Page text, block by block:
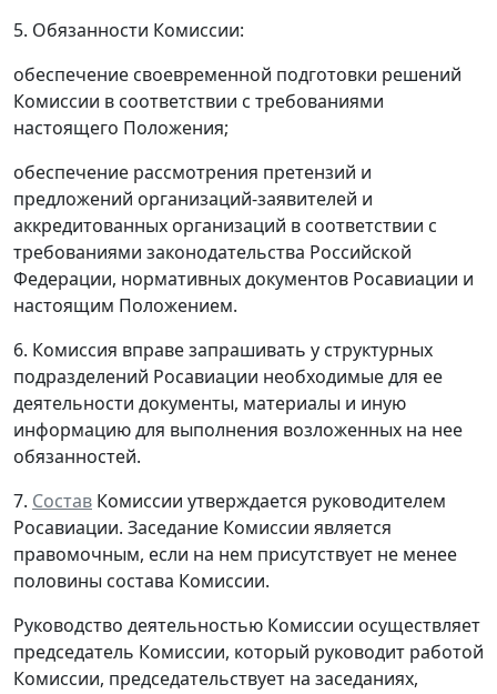
5. Обязанности Комиссии:
обеспечение своевременной подготовки решений
Комиссии в соответствии с требованиями
настоящего Положения;
обеспечение рассмотрения претензий и
предложений организаций-заявителей и
аккредитованных организаций в соответствии с
требованиями законодательства Российской
Федерации, нормативных документов Росавиации и
настоящим Положением.
6. Комиссия вправе запрашивать у структурных
подразделений Росавиации необходимые для ее
деятельности документы, материалы и иную
информацию для выполнения возложенных на нее
обязанностей.
7. Состав Комиссии утверждается руководителем
Росавиации. Заседание Комиссии является
правомочным, если на нем присутствует не менее
половины состава Комиссии.
Руководство деятельностью Комиссии осуществляет
председатель Комиссии, который руководит работой
Комиссии, председательствует на заседаниях,